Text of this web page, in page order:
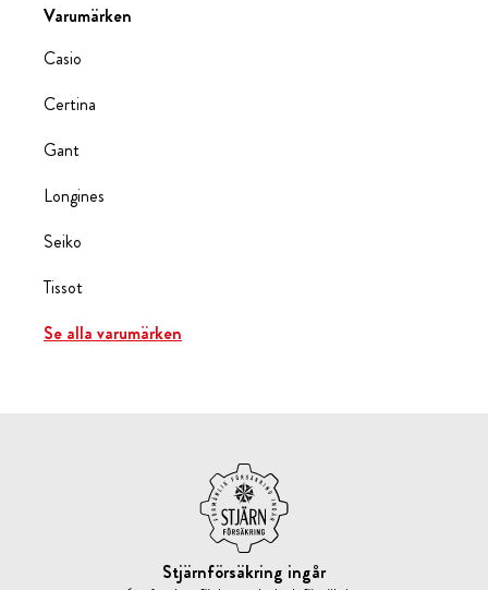
Varumärken
Casio
Certina
Gant
Longines
Seiko
Tissot
Se alla varumärken
Stjärnförsäkring ingår